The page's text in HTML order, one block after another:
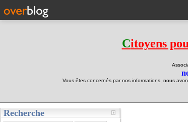
Citoyens
Vous êtes concernés par nos informations, nous
Recherche